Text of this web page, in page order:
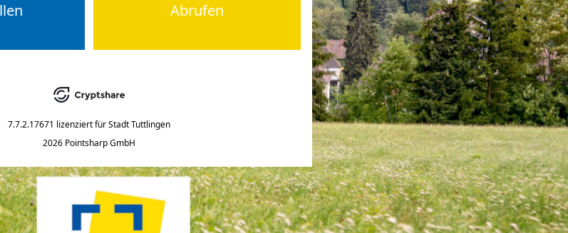
Abrufen
7.7.2.17671 lizenziert fürStadt Tuttlingen
2026 Pointsharp GmbH